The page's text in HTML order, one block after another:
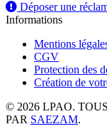
Déposer une
Informations
Mentions
CGV
Protection des
Création de
© 2026 LPAO.
PAR SAEZAM.